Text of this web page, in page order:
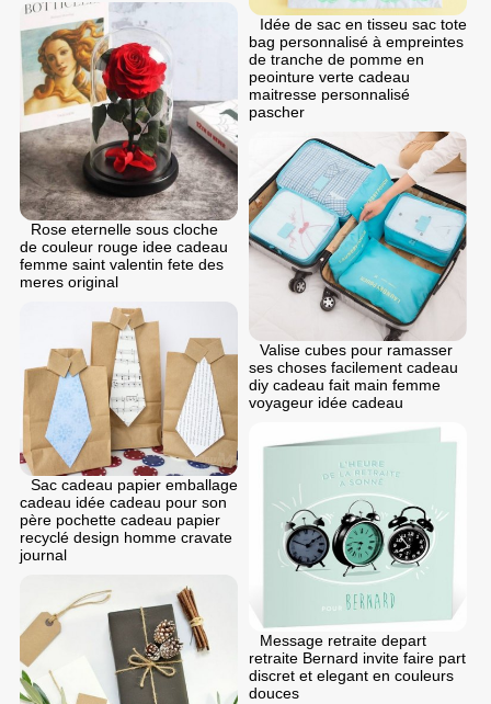
Idée de sac en tisseu sac tote
bag personnalisé à empreintes
de tranche de pomme en
peointure verte cadeau
maitresse personnalisé
pascher
Rose eternelle sous cloche
de couleur rouge idee cadeau
femme saint valentin fete des
meres original
Valise cubes pour ramasser
ses choses facilement cadeau
diy cadeau fait main femme
voyageur idée cadeau
Sac cadeau papier emballage
cadeau idée cadeau pour son
père pochette cadeau papier
recyclé design homme cravate
journal
Message retraite depart
retraite Bernard invite faire part
discret et elegant en couleurs
douces